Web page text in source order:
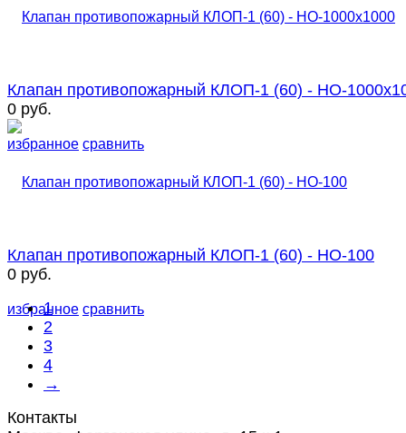
избранное сравнить
Клапан противопожарный КЛОП-1 (60) - НО-
0 руб.
избранное сравнить
Клапан противопожарный КЛОП-1 (60) - НО-100
0 руб.
1
2
3
4
→
Контакты